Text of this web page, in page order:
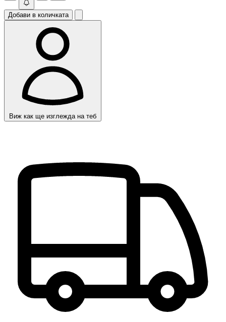
Добави в количката
Виж как ще изглежда на теб